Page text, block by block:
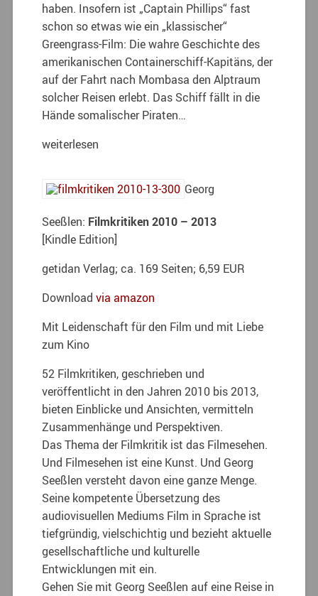
haben. Insofern ist „Captain Phillips“ fast
schon so etwas wie ein „klassischer“
Greengrass-Film: Die wahre Geschichte des
amerikanischen Containerschiff-Kapitäns, der
auf der Fahrt nach Mombasa den Alptraum
solcher Reisen erlebt. Das Schiff fällt in die
Hände somalischer Piraten…
weiterlesen
Georg
Seeßlen: Filmkritiken 2010 – 2013
[Kindle Edition]
getidan Verlag; ca. 169 Seiten; 6,59 EUR
Downloadvia amazon
Mit Leidenschaft für den Film und mit Liebe
zum Kino
52 Filmkritiken, geschrieben und
veröffentlicht in den Jahren 2010 bis 2013,
bieten Einblicke und Ansichten, vermitteln
Zusammenhänge und Perspektiven.
Das Thema der Filmkritik ist das Filmesehen.
Und Filmesehen ist eine Kunst. Und Georg
Seeßlen versteht davon eine ganze Menge.
Seine kompetente Übersetzung des
audiovisuellen Mediums Film in Sprache ist
tiefgründig, vielschichtig und bezieht aktuelle
gesellschaftliche und kulturelle
Entwicklungen mit ein.
Gehen Sie mit Georg Seeßlen auf eine Reise in